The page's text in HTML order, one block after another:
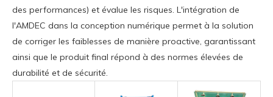
des performances) et évalue les risques. L'intégration de
l'AMDEC dans la conception numérique permet à la solution
de corriger les faiblesses de manière proactive, garantissant
ainsi que le produit final répond à des normes élevées de
durabilité et de sécurité.